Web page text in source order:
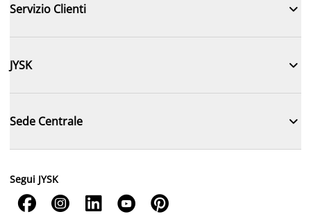
Servizio Clienti 
JYSK 
Sede Centrale 
Segui JYSK
    